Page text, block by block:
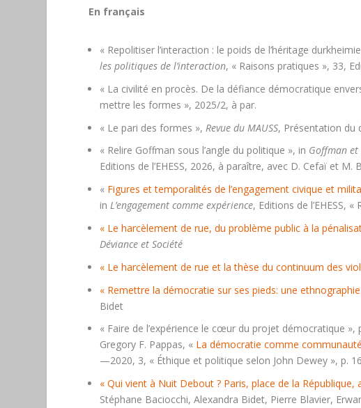
En français
« Repolitiser l’interaction : le poids de l’héritage
les politiques de l’interaction, « Raisons pratiques », 33,
« La civilité en procès. De la défiance démocratique
mettre les formes », 2025/2, à par.
« Le pari des formes », Revue du MAUSS, Présentation du
« Relire Goffman sous l’angle du politique », in Goffman
Editions de l’EHESS, 2026, à paraître, avec D. Cefaï et M.
« Figures et temporalités de l’engagement civique et
inL’engagement comme expérience, Editions de l’EHESS,
« Le harcèlement de rue, du problème public à la
Déviance et Société
« Le harcèlement de rue et la thèse du continuum des
« Remettre la démocratie sur ses pieds: une
Bidet
« Faire de l’expérience le cœur du projet démocratique
Gregory F. Pappas, « La démocratie comme
—2020, 3, « Éthique et politique selon John Dewey », p.
« Qui vient à Nuit Debout ? Paris, place de la
Stéphane Baciocchi, Alexandra Bidet, Pierre Blavier,